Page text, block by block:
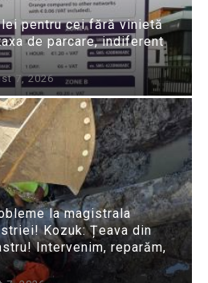
pentru cei fără vinietă
de parcare, indiferent
7, 2026
la magistrala
Kozuk: Țeava din
Intervenim, reparăm,